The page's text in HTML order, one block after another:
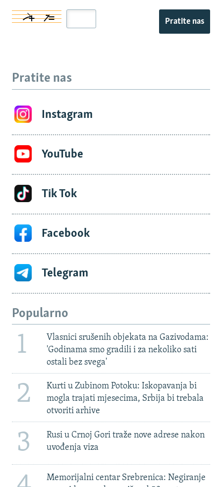
Pratite nas
Pratite nas
Instagram
YouTube
Tik Tok
Facebook
Telegram
Popularno
1
Vlasnici srušenih objekata na Gazivodama:
'Godinama smo gradili i za nekoliko sati
ostali bez svega'
2
Kurti u Zubinom Potoku: Iskopavanja bi
mogla trajati mjesecima, Srbija bi trebala
otvoriti arhive
3
Rusi u Crnoj Gori traže nove adrese nakon
uvođenja viza
Memorijalni centar Srebrenica: Negiranje